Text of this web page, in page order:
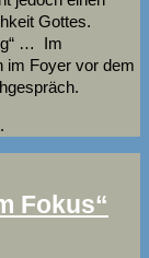
Gottes.
… Im
im Foyer vor dem
Fokus“